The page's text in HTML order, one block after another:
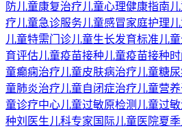
防儿童康复治疗儿童心理健康指南
疗儿童急诊服务儿童感冒家庭护理
儿童特需门诊儿童生长发育标准儿
育评估儿童疫苗接种儿童疫苗接种
童癫痫治疗儿童皮肤病治疗儿童糖
童肺炎治疗儿童自闭症治疗儿童营
童诊疗中心儿童过敏原检测 儿童过
种刘医生儿科专家 国际儿童医院夏